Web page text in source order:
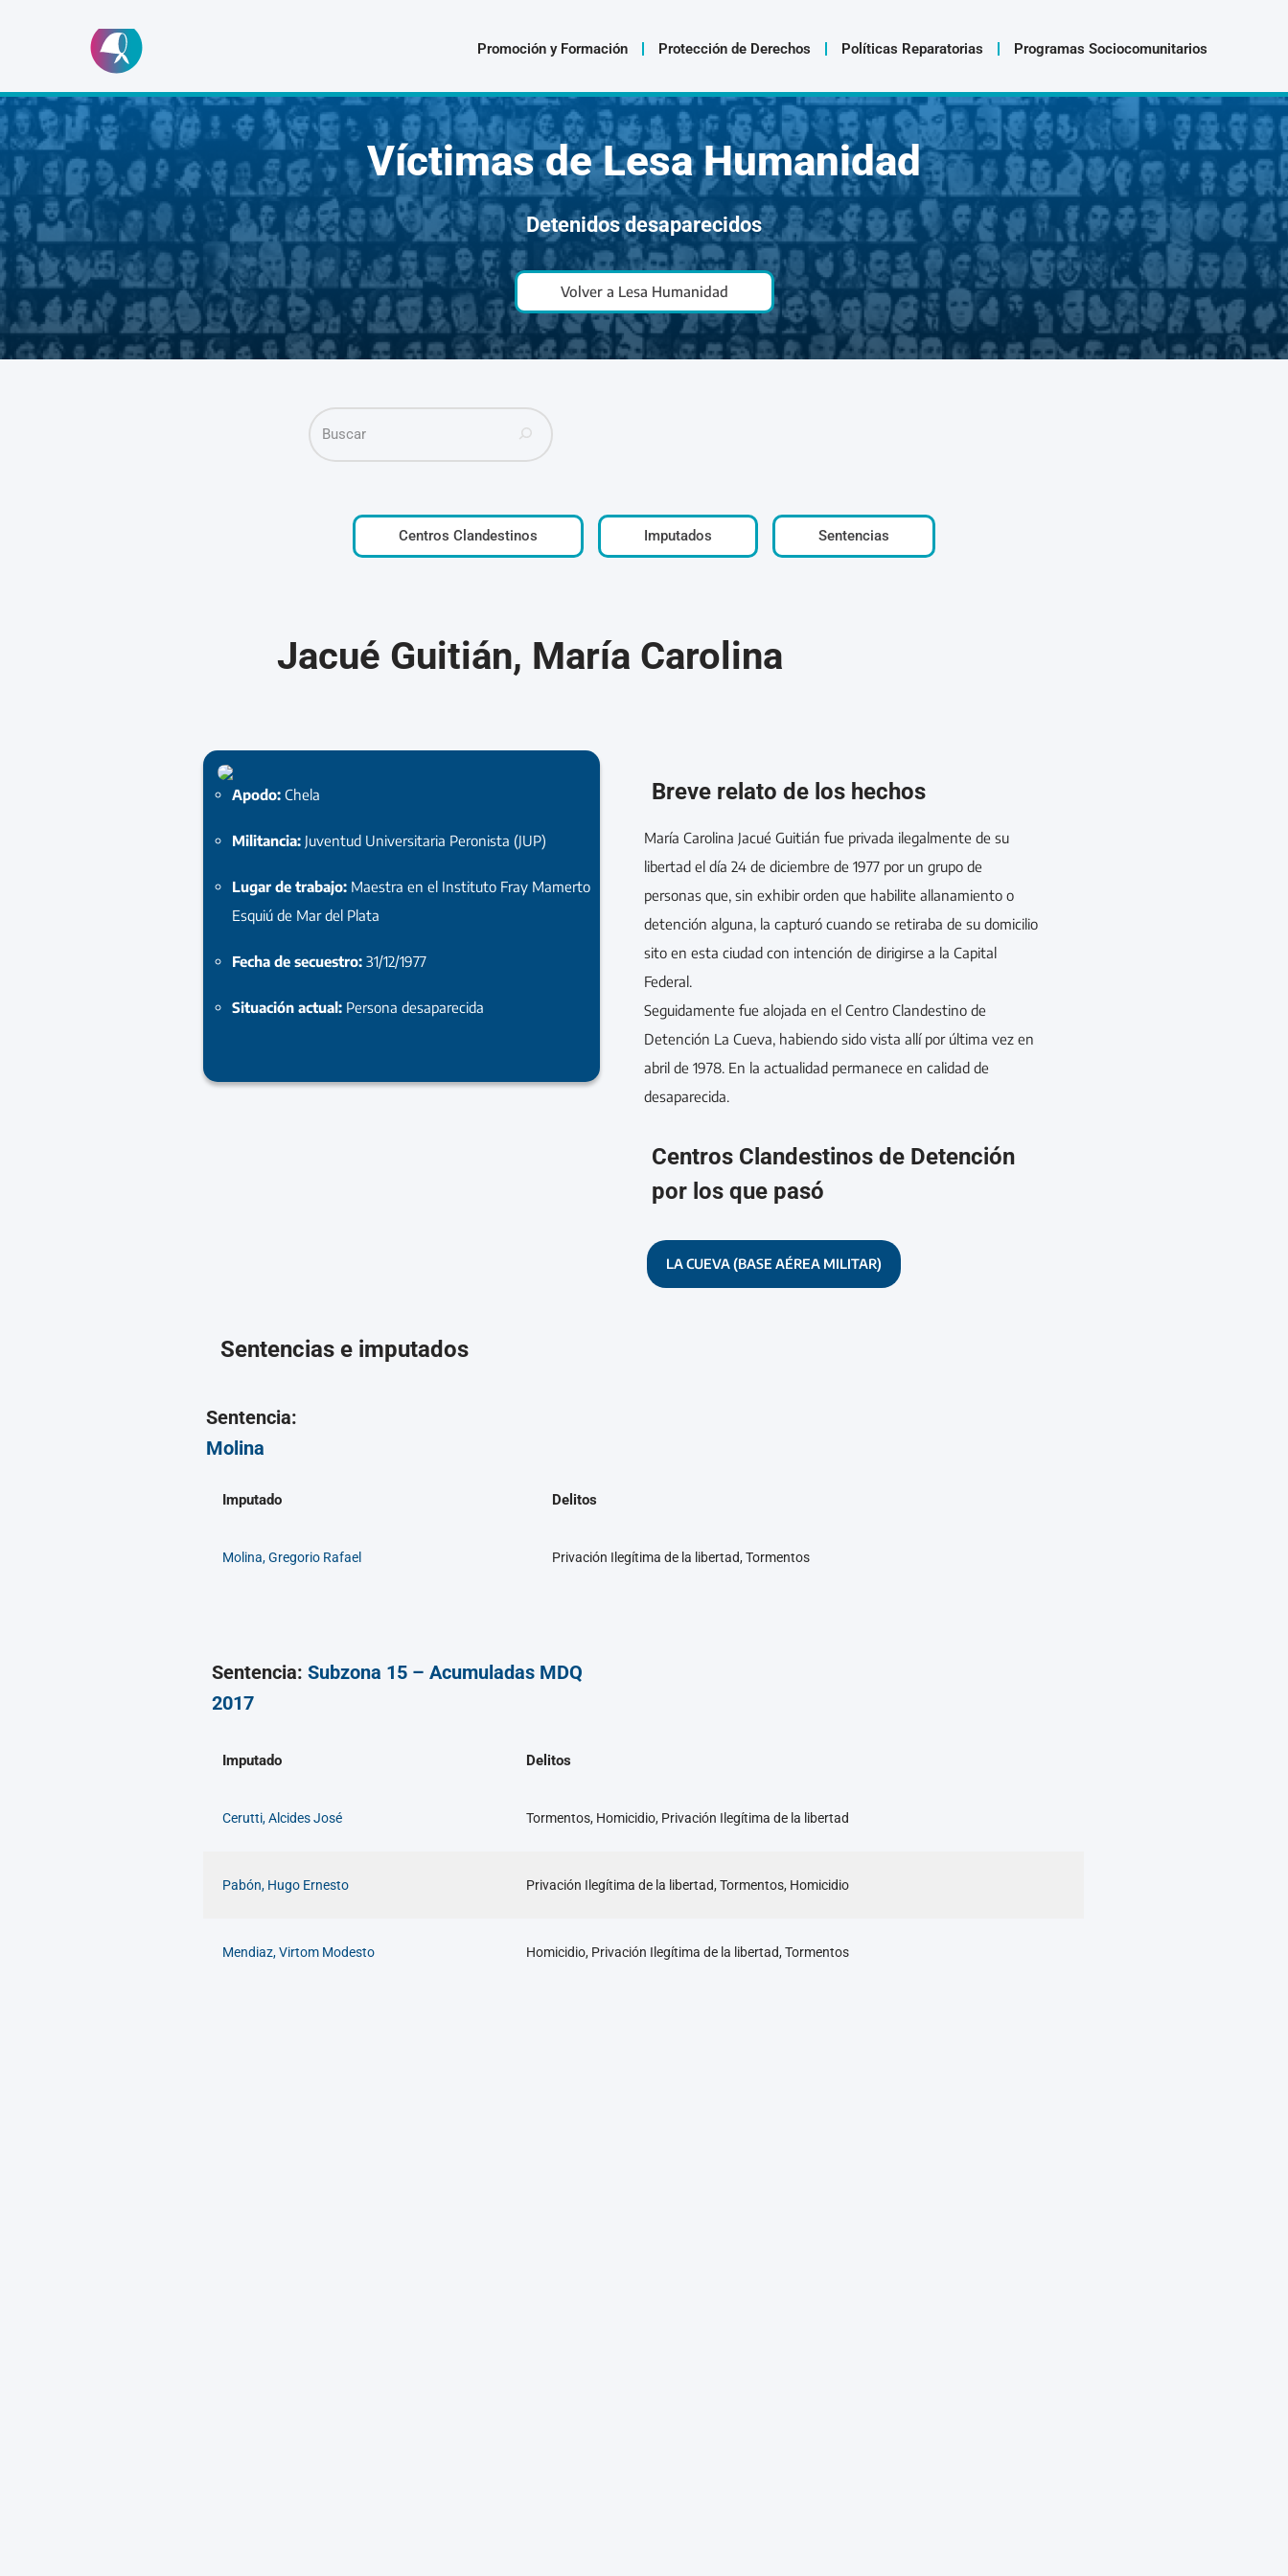
al
contenido
Promoción y Formación Protección de Derechos Políticas Reparatorias Programas Sociocomunitarios
Víctimas de Lesa Humanidad
Detenidos desaparecidos
Volver a Lesa Humanidad
Centros Clandestinos Imputados Sentencias
Jacué Guitián, María Carolina
Apodo:Chela
Militancia: Juventud Universitaria Peronista (JUP)
Lugar de trabajo: Maestra en el Instituto Fray Mamerto
Esquiú de Mar del Plata
Fecha de secuestro:31/12/1977
Situación actual: Persona desaparecida
Breve relato de los hechos
María Carolina Jacué Guitián fue privada ilegalmente de su
libertad el día 24 de diciembre de 1977 por un grupo de
personas que, sin exhibir orden que habilite allanamiento o
detención alguna, la capturó cuando se retiraba de su domicilio
sito en esta ciudad con intención de dirigirse a la Capital
Federal.
Seguidamente fue alojada en el Centro Clandestino de
Detención La Cueva, habiendo sido vista allí por última vez en
abril de 1978. En la actualidad permanece en calidad de
desaparecida.
Centros Clandestinos de Detención
por los que pasó
LA CUEVA (BASE AÉREA MILITAR)
Sentencias e imputados
Sentencia:
Molina
Imputado Delitos
Molina, Gregorio Rafael Privación Ilegítima de la libertad, Tormentos
Sentencia: Subzona 15 – Acumuladas MDQ
2017
Imputado Delitos
Cerutti, Alcides José Tormentos, Homicidio, Privación Ilegítima de la libertad
Pabón, Hugo Ernesto Privación Ilegítima de la libertad, Tormentos, Homicidio
Mendiaz, Virtom Modesto Homicidio, Privación Ilegítima de la libertad, Tormentos